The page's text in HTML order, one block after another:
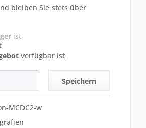
bleiben Sie stets über
ist
verfügbar ist
Speichern
MCDC2-w